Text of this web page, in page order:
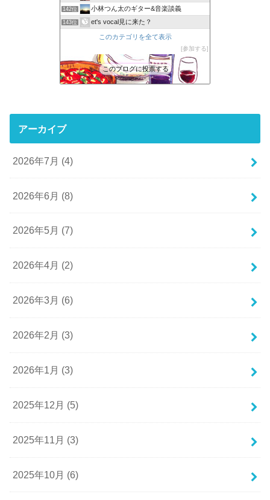
142位 小林つん太のギター&音楽談義
143位 et's vocal見に来た？
このカテゴリを全て表示
参加する
このブログに投票する
アーカイブ
2026年7月 (4)
2026年6月 (8)
2026年5月 (7)
2026年4月 (2)
2026年3月 (6)
2026年2月 (3)
2026年1月 (3)
2025年12月 (5)
2025年11月 (3)
2025年10月 (6)